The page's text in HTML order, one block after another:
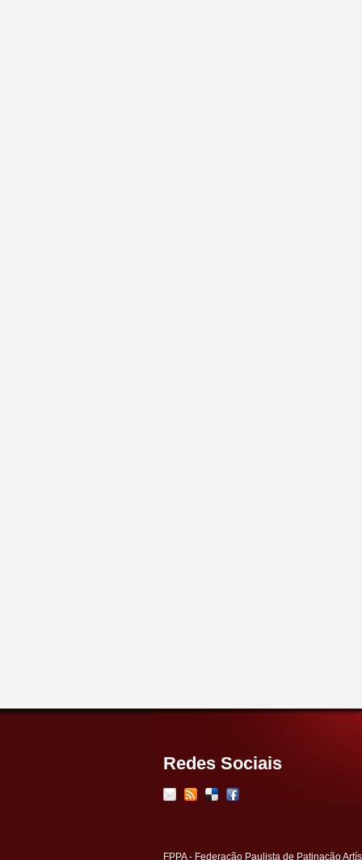
Redes Sociais
FPPA - Federação Paulista de Patinação